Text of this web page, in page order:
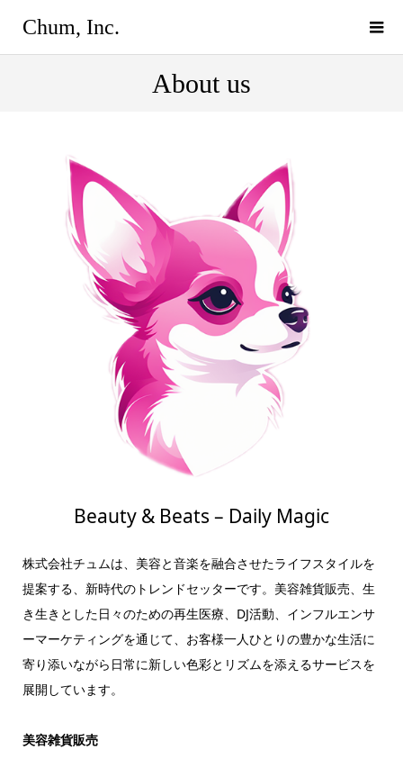
Chum, Inc.
About us
Beauty & Beats – Daily Magic
株式会社チュムは、美容と音楽を融合させたライフスタイルを
提案する、新時代のトレンドセッターです。美容雑貨販売、生
き生きとした日々のための再生医療、DJ活動、インフルエンサ
ーマーケティングを通じて、お客様一人ひとりの豊かな生活に
寄り添いながら日常に新しい色彩とリズムを添えるサービスを
展開しています。
美容雑貨販売